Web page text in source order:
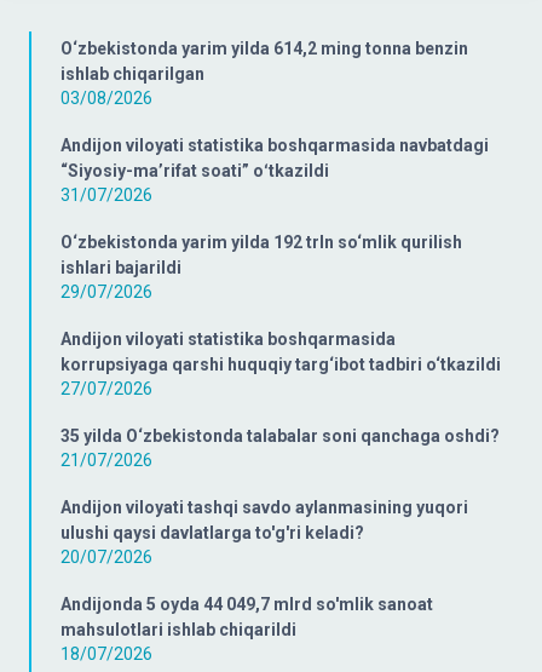
O‘zbekistonda yarim yilda 614,2 ming tonna benzin
ishlab chiqarilgan
03/08/2026
Andijon viloyati statistika boshqarmasida navbatdagi
“Siyosiy-ma’rifat soati” oʻtkazildi
31/07/2026
O‘zbekistonda yarim yilda 192 trln so‘mlik qurilish
ishlari bajarildi
29/07/2026
Andijon viloyati statistika boshqarmasida
korrupsiyaga qarshi huquqiy targ‘ibot tadbiri o‘tkazildi
27/07/2026
35 yilda O‘zbekistonda talabalar soni qanchaga oshdi?
21/07/2026
Andijon viloyati tashqi savdo aylanmasining yuqori
ulushi qaysi davlatlarga to'g'ri keladi?
20/07/2026
Andijonda 5 oyda 44 049,7 mlrd so'mlik sanoat
mahsulotlari ishlab chiqarildi
18/07/2026